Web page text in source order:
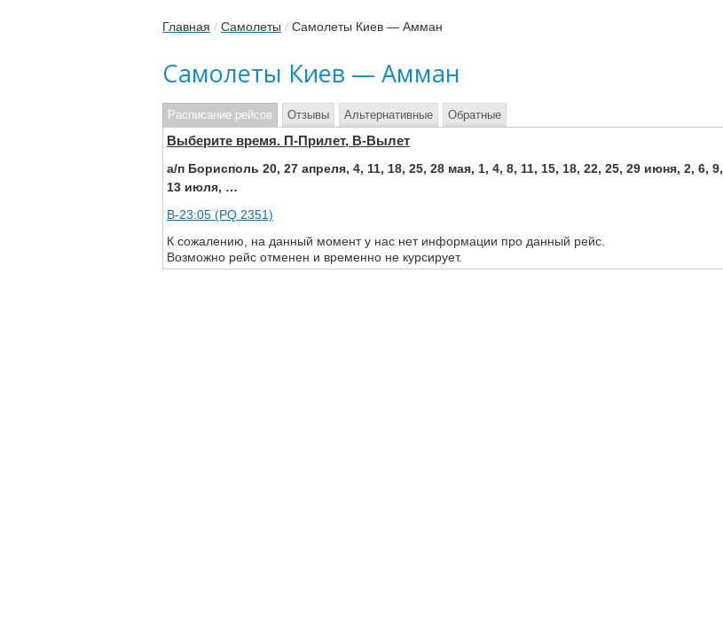
Главная / Самолеты / Самолеты Киев — Амман
Самолеты Киев — Амман
Расписание рейсов
Выберите время. П-Прилет, В-Вылет
а/п Борисполь 20, 27 апреля, 4, 11, 18, 25, 28 мая, 1, 4, 8, 11, 15, 18, 22, 25, 29 июня, 2, 6, 9,
13 июля, …
В-23:05 (PQ 2351)
К сожалению, на данный момент у нас нет информации про данный рейс.
Возможно рейс отменен и временно не курсирует.
Отзывы Альтернативные Обратные